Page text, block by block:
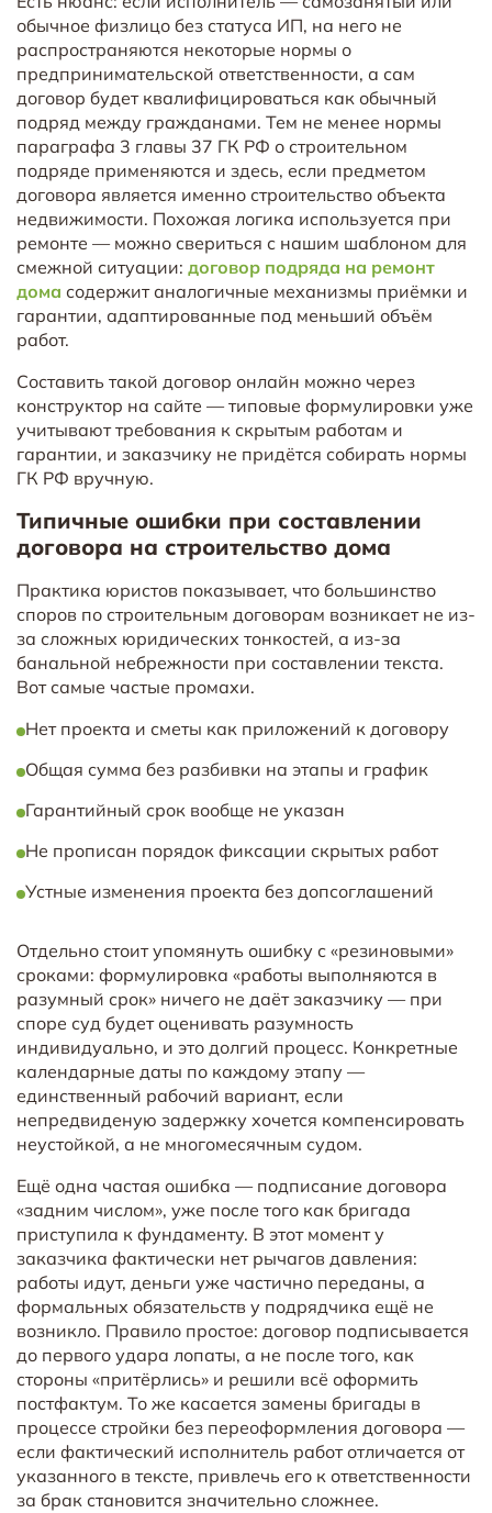
обычное физлицо без статуса ИП, на него не
распространяются некоторые нормы о
предпринимательской ответственности, а сам
договор будет квалифицироваться как обычный
подряд между гражданами. Тем не менее нормы
параграфа 3 главы 37 ГК РФ о строительном
подряде применяются и здесь, если предметом
договора является именно строительство объекта
недвижимости. Похожая логика используется при
ремонте — можно свериться с нашим шаблоном для
смежной ситуации: договор подряда на ремонт
дома содержит аналогичные механизмы приёмки и
гарантии, адаптированные под меньший объём
работ.
Составить такой договор онлайн можно через
конструктор на сайте — типовые формулировки уже
учитывают требования к скрытым работам и
гарантии, и заказчику не придётся собирать нормы
ГК РФ вручную.
Типичные ошибки при составлении
договора на строительство дома
Практика юристов показывает, что большинство
споров по строительным договорам возникает не из-
за сложных юридических тонкостей, а из-за
банальной небрежности при составлении текста.
Вот самые частые промахи.
Нет проекта и сметы как приложений к договору
Общая сумма без разбивки на этапы и график
Гарантийный срок вообще не указан
Не прописан порядок фиксации скрытых работ
Устные изменения проекта без допсоглашений
Отдельно стоит упомянуть ошибку с «резиновыми»
сроками: формулировка «работы выполняются в
разумный срок» ничего не даёт заказчику — при
споре суд будет оценивать разумность
индивидуально, и это долгий процесс. Конкретные
календарные даты по каждому этапу —
единственный рабочий вариант, если
непредвиденую задержку хочется компенсировать
неустойкой, а не многомесячным судом.
Ещё одна частая ошибка — подписание договора
«задним числом», уже после того как бригада
приступила к фундаменту. В этот момент у
заказчика фактически нет рычагов давления:
работы идут, деньги уже частично переданы, а
формальных обязательств у подрядчика ещё не
возникло. Правило простое: договор подписывается
до первого удара лопаты, а не после того, как
стороны «притёрлись» и решили всё оформить
постфактум. То же касается замены бригады в
процессе стройки без переоформления договора —
если фактический исполнитель работ отличается от
указанного в тексте, привлечь его к ответственности
за брак становится значительно сложнее.